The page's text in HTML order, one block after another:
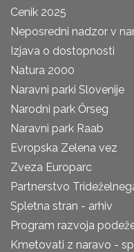
Cenik 2025
Neposredni nadzor v
Izjava o dostopnosti
Natura 2000
Naravni parki Slovenije
Narodni park Őrseg
Naravni park Raab
Evropska Zelena vez
Zveza Europarc
Partnerstvo
Spletna stran - arhiv
Program razvoja
Kmetovati z naravo -